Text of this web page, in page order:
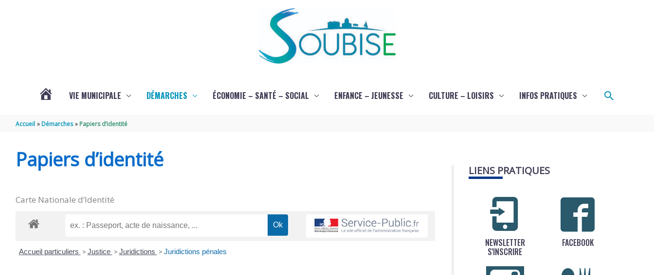
SOUBISE
VIE MUNICIPALE DÉMARCHES ÉCONOMIE – SANTÉ – SOCIAL ENFANCE – JEUNESSE CULTURE – LOISIRS INFOS PRATIQUES
Accueil Démarches Papiers d’identité
Papiers d’identité
Carte Nationale d’Identité
Accueil particuliers > Justice > Juridictions > Juridictions pénales
LIENS PRATIQUES
NEWSLETTER
S'INSCRIRE
FACEBOOK